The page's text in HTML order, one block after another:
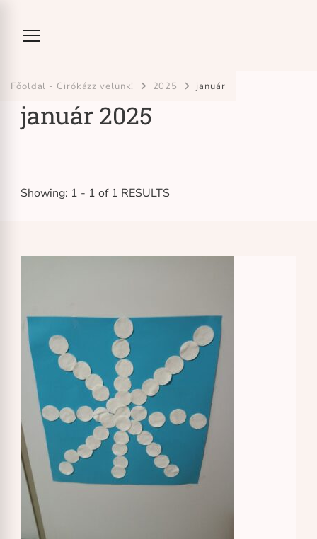
Főoldal - Cirókázz velünk! 2025 január
január 2025
Showing: 1 - 1 of 1 RESULTS